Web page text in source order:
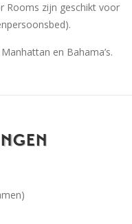
Rooms zijn geschikt voor
en Bahama’s.